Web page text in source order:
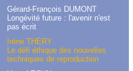
Gérard-François DUMONT
Longévité future : l'avenir n'est
pas écrit
Irène THÉRY
Le défi éthique des nouvelles
techniques de reproduction